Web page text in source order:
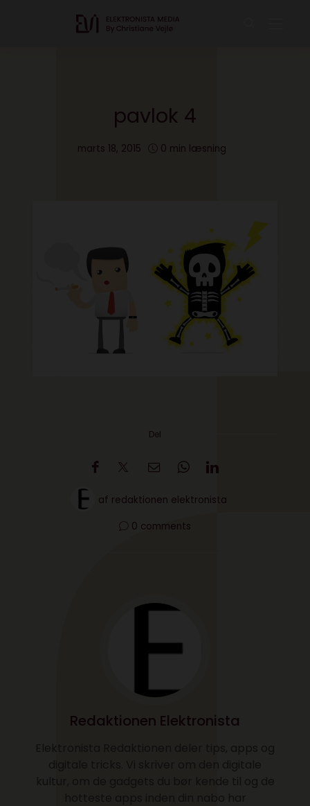
pavlok 4
marts 18, 2015 0 min læsning
Del
af redaktionen elektronista
0 comments
Redaktionen Elektronista